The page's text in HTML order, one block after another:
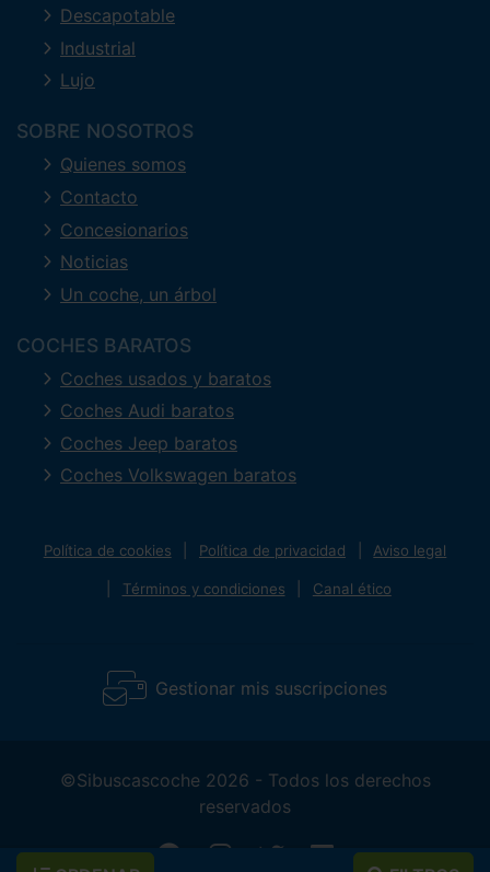
Descapotable
Industrial
Lujo
SOBRE NOSOTROS
Quienes somos
Contacto
Concesionarios
Noticias
Un coche, un árbol
COCHES BARATOS
Coches usados y baratos
Coches Audi baratos
Coches Jeep baratos
Coches Volkswagen baratos
Política de cookies Política de privacidad Aviso legal
Términos y condiciones Canal ético
Gestionar mis suscripciones
©Sibuscascoche 2026 - Todos los derechos
reservados